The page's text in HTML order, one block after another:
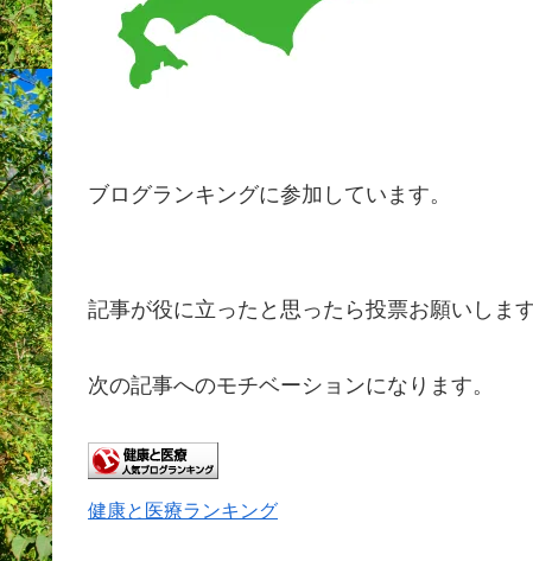
ブログランキングに参加しています。
記事が役に立ったと思ったら投票お願いします
次の記事へのモチベーションになります。
健康と医療ランキング